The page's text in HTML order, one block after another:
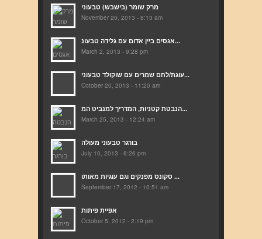
מרק שומר (בישבש) טבעוני
November 20, 2013 - 8:13 am
אגסים ביין אדום עם גלידה טבעונ...
March 2, 2013 - 9:28 pm
עוגת/לחם שמרים עם שוקולד טבעוני...
October 20, 2013 - 11:20 am
הנבטת קטניות, המדריך למנביט המ...
March 25, 2013 - 12:24 am
בורגר טבעוני מעולה
July 10, 2013 - 6:26 pm
סקונס מפנקים וגם עוגיות מאותו ...
September 17, 2012 - 10:51 am
אפיית פיתות
October 5, 2012 - 2:19 pm